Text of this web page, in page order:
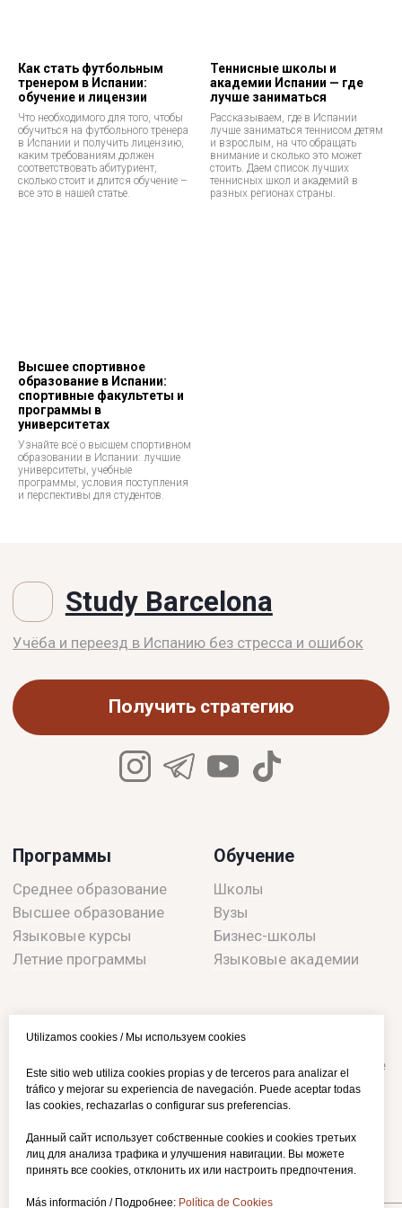
Как стать футбольным
тренером в Испании:
обучение и лицензии
Что необходимого для того, чтобы
обучиться на футбольного тренера
в Испании и получить лицензию,
каким требованиям должен
соответствовать абитуриент,
сколько стоит и длится обучение –
все это в нашей статье.
Теннисные школы и
академии Испании — где
лучше заниматься
Рассказываем, где в Испании
лучше заниматься теннисом детям
и взрослым, на что обращать
внимание и сколько это может
стоить. Даем список лучших
теннисных школ и академий в
разных регионах страны.
Высшее спортивное
образование в Испании:
спортивные факультеты и
программы в
университетах
Узнайте всё о высшем спортивном
образовании в Испании: лучшие
университеты, учебные
программы, условия поступления
и перспективы для студентов.
Utilizamos cookies / Мы используем cookies
Este sitio web utiliza cookies propias y de terceros para analizar el
tráfico y mejorar su experiencia de navegación. Puede aceptar todas
las cookies, rechazarlas o configurar sus preferencias.
Данный сайт использует собственные cookies и cookies третьих
лиц для анализа трафика и улучшения навигации. Вы можете
принять все cookies, отклонить их или настроить предпочтения.
Más información / Подробнее: Política de Cookies